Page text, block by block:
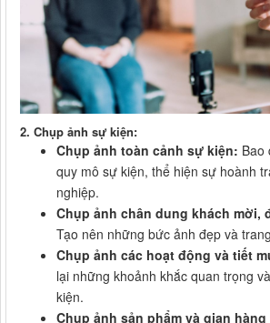
2. Chụp ảnh sự kiện:
Chụp ảnh toàn cảnh sự kiện: Bao
quy mô sự kiện, thể hiện sự hoành
nghiệp.
Chụp ảnh chân dung khách mời,
Tạo nên những bức ảnh đẹp và
Chụp ảnh các hoạt động và tiết
lại những khoảnh khắc quan trọng
kiện.
Chụp ảnh sản phẩm và gian